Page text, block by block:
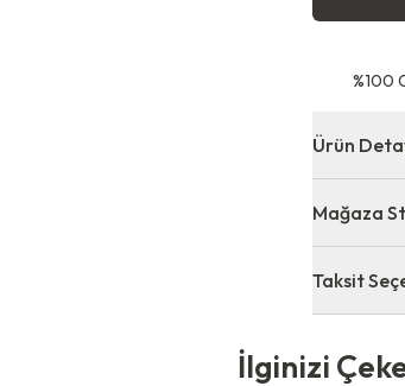
⁠%100
Ürün
Mağaza
Taksit